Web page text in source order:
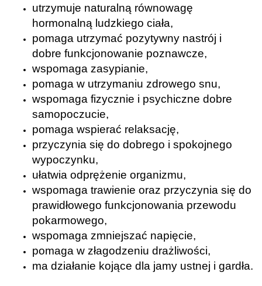
utrzymuje naturalną równowagę
hormonalną ludzkiego ciała,
pomaga utrzymać pozytywny nastrój i
dobre funkcjonowanie poznawcze,
wspomaga zasypianie,
pomaga w utrzymaniu zdrowego snu,
wspomaga fizycznie i psychiczne dobre
samopoczucie,
pomaga wspierać relaksację,
przyczynia się do dobrego i spokojnego
wypoczynku,
ułatwia odprężenie organizmu,
wspomaga trawienie oraz przyczynia się do
prawidłowego funkcjonowania przewodu
pokarmowego,
wspomaga zmniejszać napięcie,
pomaga w złagodzeniu drażliwości,
ma działanie kojące dla jamy ustnej i gardła.